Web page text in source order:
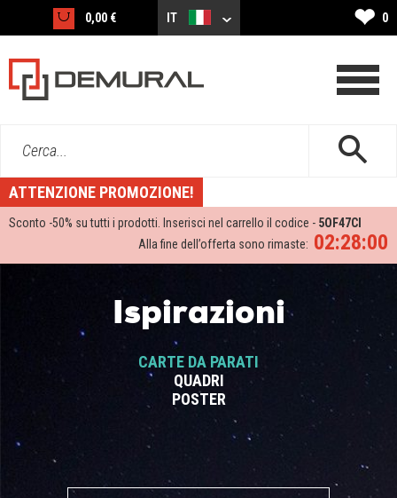
0,00 € IT ❤ 0
Cerca...
ATTENZIONE PROMOZIONE!
Sconto -50% su tutti i prodotti. Inserisci nel carrello il codice - 5OF47CI
02:28:00
Alla fine dell’offerta sono rimaste:
Ispirazioni
CARTE DA PARATI
QUADRI
POSTER